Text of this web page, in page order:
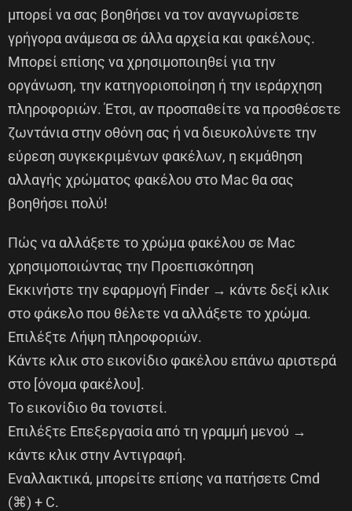
μπορεί να σας βοηθήσει να τον αναγνωρίσετε
γρήγορα ανάμεσα σε άλλα αρχεία και φακέλους.
Μπορεί επίσης να χρησιμοποιηθεί για την
οργάνωση, την κατηγοριοποίηση ή την ιεράρχηση
πληροφοριών. Έτσι, αν προσπαθείτε να προσθέσετε
ζωντάνια στην οθόνη σας ή να διευκολύνετε την
εύρεση συγκεκριμένων φακέλων, η εκμάθηση
αλλαγής χρώματος φακέλου στο Mac θα σας
βοηθήσει πολύ!
Πώς να αλλάξετε το χρώμα φακέλου σε Mac
χρησιμοποιώντας την Προεπισκόπηση
Εκκινήστε την εφαρμογή Finder → κάντε δεξί κλικ
στο φάκελο που θέλετε να αλλάξετε το χρώμα.
Επιλέξτε Λήψη πληροφοριών.
Κάντε κλικ στο εικονίδιο φακέλου επάνω αριστερά
στο [όνομα φακέλου].
Το εικονίδιο θα τονιστεί.
Επιλέξτε Επεξεργασία από τη γραμμή μενού →
κάντε κλικ στην Αντιγραφή.
Εναλλακτικά, μπορείτε επίσης να πατήσετε Cmd
(⌘) + C.